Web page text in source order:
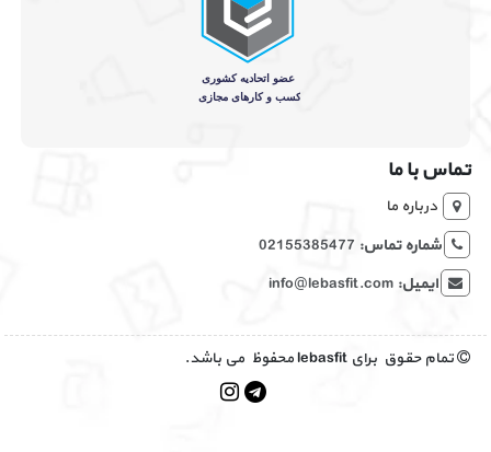
تماس با ما
درباره ما
شماره تماس: 02155385477
ایمیل:info@lebasfit.com
تمام حقوق برای lebasfit محفوظ می باشد.